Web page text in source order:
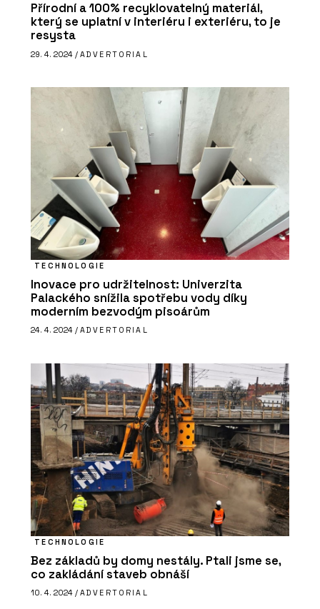
Přírodní a 100% recyklovatelný materiál,
který se uplatní v interiéru i exteriéru, to je
resysta
29. 4. 2024 / ADVERTORIAL
TECHNOLOGIE
Inovace pro udržitelnost: Univerzita
Palackého snížila spotřebu vody díky
moderním bezvodým pisoárům
24. 4. 2024 / ADVERTORIAL
TECHNOLOGIE
Bez základů by domy nestály. Ptali jsme se,
co zakládání staveb obnáší
10. 4. 2024 / ADVERTORIAL